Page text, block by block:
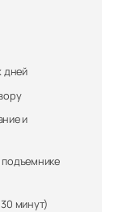
дней
и
минут)